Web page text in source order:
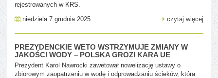
rejestrowanych w KRS.
niedziela 7 grudnia 2025
czytaj więcej
PREZYDENCKIE WETO WSTRZYMUJE ZMIANY W
JAKOŚCI WODY – POLSKA GROZI KARA UE
Prezydent Karol Nawrocki zawetował nowelizację ustawy o
zbiorowym zaopatrzeniu w wodę i odprowadzaniu ścieków, która